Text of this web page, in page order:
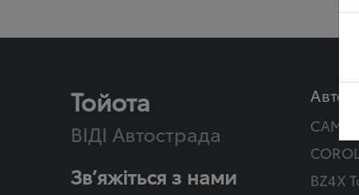
Тойота
ВІДІ Автострада
Зв’яжіться з нами
CAMRY
BZ4X